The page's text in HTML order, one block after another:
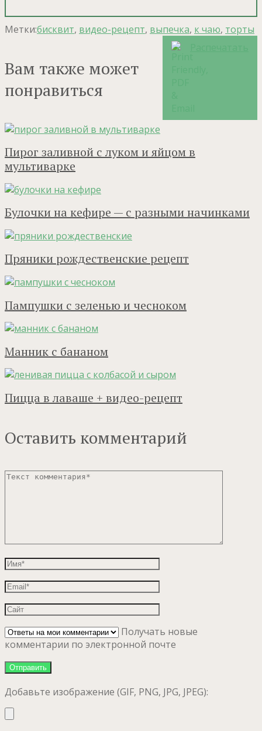
Метки:бисквит, видео-рецепт, выпечка, к чаю, торты
Вам также может
понравиться
Пирог заливной с луком и яйцом в
мультиварке
Булочки на кефире — с разными начинками
Пряники рождественские рецепт
Пампушки с зеленью и чесноком
Манник с бананом
Пицца в лаваше + видео-рецепт
Оставить комментарий
Получать новые
комментарии по электронной почте
Добавьте изображение (GIF, PNG, JPG, JPEG):